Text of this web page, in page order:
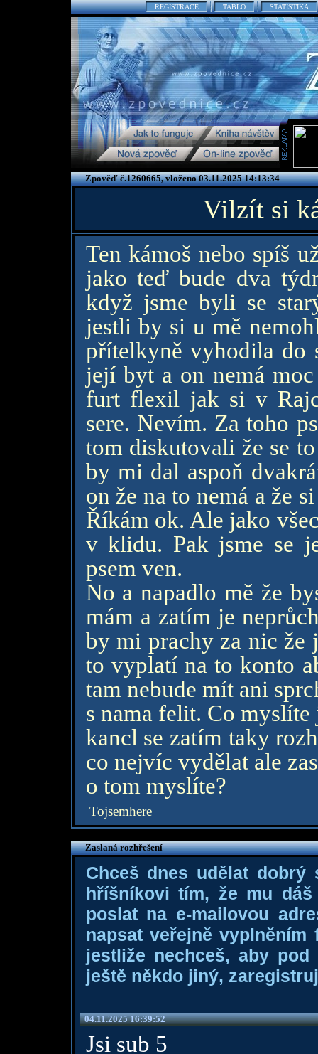
REGISTRACE TABLO STATISTIKA
Zpověď č.1260665, vloženo 03.11.2025 14:13:34
Vilzít si
Ten kámoš nebo spíš
jako teď bude dva
když jsme byli se
jestli by si u mě
přítelkyně vyhodila do
její byt a on nemá
furt flexil jak si v
sere. Nevím. Za toho
tom diskutovali že se
by mi dal aspoň
on že na to nemá a že
Říkám ok. Ale jako
v klidu. Pak jsme se
psem ven.
No a napadlo mě že
mám a zatím je
by mi prachy za nic že
to vyplatí na to konto
tam nebude mít ani
s nama felit. Co myslíte
kancl se zatím taky
co nejvíc vydělat ale
o tom myslíte?
Tojsemhere
Zaslaná rozhřešení
Chceš dnes udělat dobrý
hříšníkovi tím, že mu
poslat na e-mailovou
napsat veřejně
jestliže nechceš, aby
ještě někdo jiný,
04.11.2025 16:39:52
Jsi sub 5